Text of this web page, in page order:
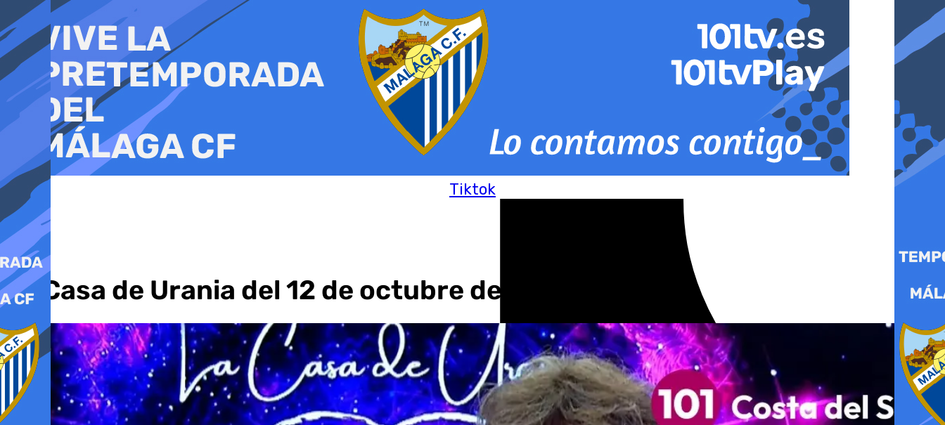
al
contenido
Tiktok
La Casa de Urania del 12 de octubre de 2024